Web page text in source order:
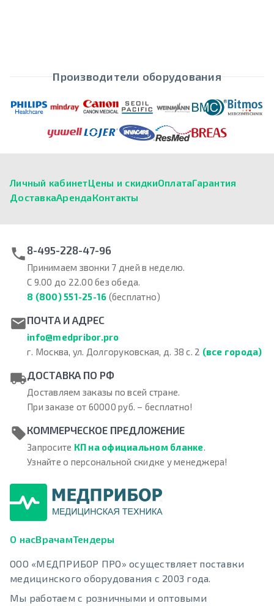
Производители оборудования
Личный кабинетЦены и скидкиОплатаГарантия
ДоставкаАрендаКонтакты
8-495-228-47-96
Принимаем звонки 7 дней в неделю.
С 9.00 до 22.00 без обеда.
8 (800) 551-25-16 (бесплатно)
ПОЧТА И АДРЕС
info@medpribor.pro
г. Москва, ул. Долгоруковская, д. 38 с. 2 (все города)
ДОСТАВКА ПО РФ
Доставляем заказы по всей стране.
При заказе от 60000 руб. – бесплатно!
КОММЕРЧЕСКОЕ ПРЕДЛОЖЕНИЕ
Запросите КП на официальном бланке.
Узнайте о персональной скидке у менеджера!
О насВрачамТендеры
ООО «МЕДПРИБОР ПРО» осуществляет поставки
медицинского оборудования с 2003 года.
Мы работаем с розничными и оптовыми